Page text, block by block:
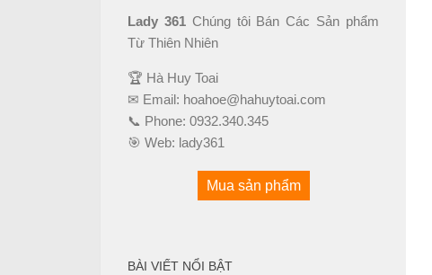
Lady 361Chúng tôi Bán Các Sản phẩm
Từ Thiên Nhiên
🏆 Hà Huy Toai
✉ Email: hoahoe@hahuytoai.com
📞 Phone: 0932.340.345
🎯 Web: lady361
Mua sản phẩm
BÀI VIẾT NỔI BẬT